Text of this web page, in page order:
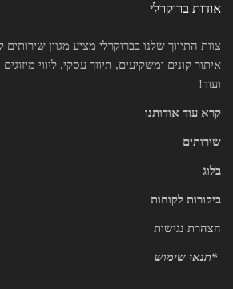
אודות ברוקרלי
צוות התיווך שלנו בברוקרלי מציע מגוון
איתור קונים ומשקיעים, תיווך עסקי, ליווי
ועוד!
קרא עוד אודותנו
שירותים
בלוג
ביקורות לקוחות
הצהרת נגישות
*תנאי שימוש